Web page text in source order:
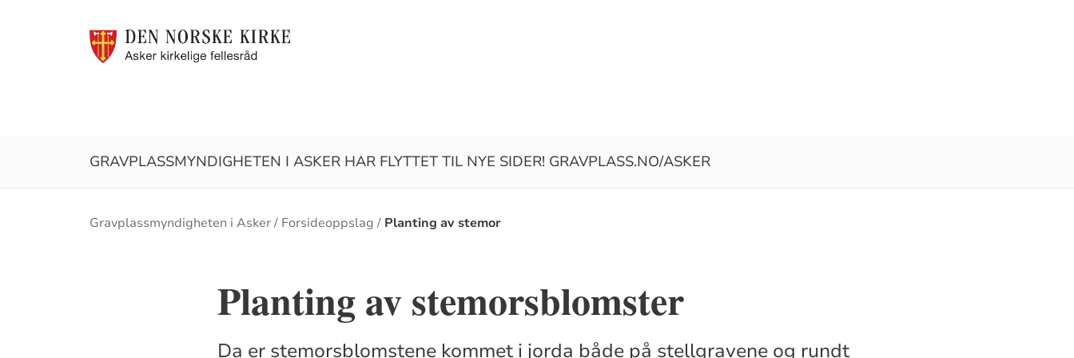
GRAVPLASSMYNDIGHETEN I ASKER HAR FLYTTET TIL NYE SIDER! GRAVPLASS.NO/ASKER
Brødsmulesti
Gravplassmyndigheten i Asker Forsideoppslag Planting av stemor
Planting av stemorsblomster
Da er stemorsblomstene kommet i jorda både på stellgravene og rundt